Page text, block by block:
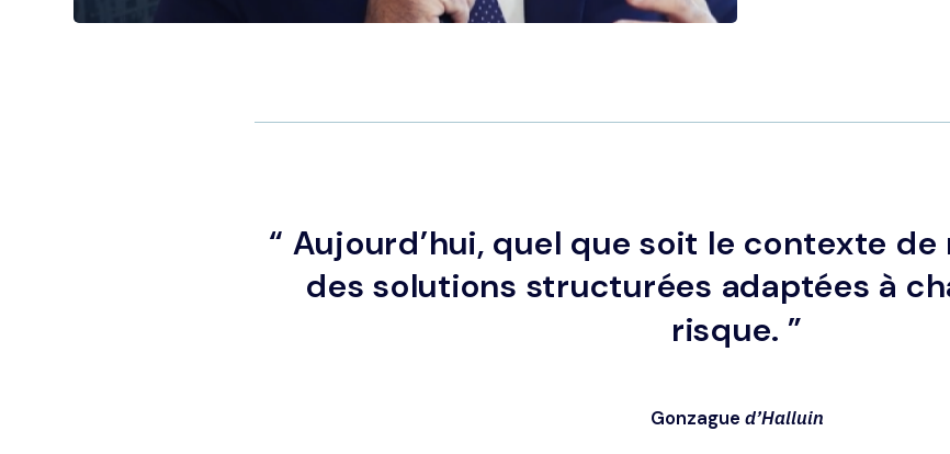
“ Aujourd’hui, quel que soit le contexte
des solutions structurées adaptées à
risque. ”
Gonzague d’Halluin